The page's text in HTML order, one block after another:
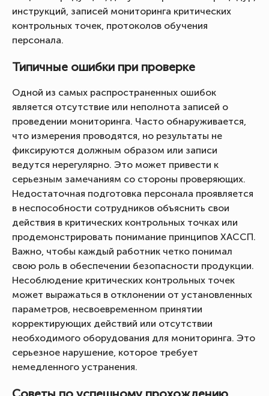
инструкций, записей мониторинга критических
контрольных точек, протоколов обучения
персонала.
Типичные ошибки при проверке
Одной из самых распространенных ошибок
является отсутствие или неполнота записей о
проведении мониторинга. Часто обнаруживается,
что измерения проводятся, но результаты не
фиксируются должным образом или записи
ведутся нерегулярно. Это может привести к
серьезным замечаниям со стороны проверяющих.
Недостаточная подготовка персонала проявляется
в неспособности сотрудников объяснить свои
действия в критических контрольных точках или
продемонстрировать понимание принципов ХАССП.
Важно, чтобы каждый работник четко понимал
свою роль в обеспечении безопасности продукции.
Несоблюдение критических контрольных точек
может выражаться в отклонении от установленных
параметров, несвоевременном принятии
корректирующих действий или отсутствии
необходимого оборудования для мониторинга. Это
серьезное нарушение, которое требует
немедленного устранения.